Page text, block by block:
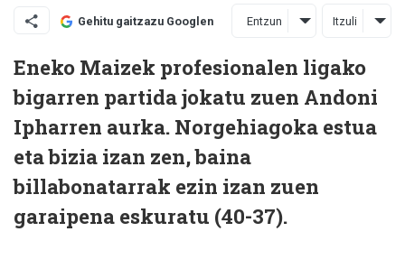
Gehitu gaitzazu Googlen Entzun Itzuli
Eneko Maizek profesionalen ligako
bigarren partida jokatu zuen Andoni
Ipharren aurka. Norgehiagoka estua
eta bizia izan zen, baina
billabonatarrak ezin izan zuen
garaipena eskuratu (40-37).